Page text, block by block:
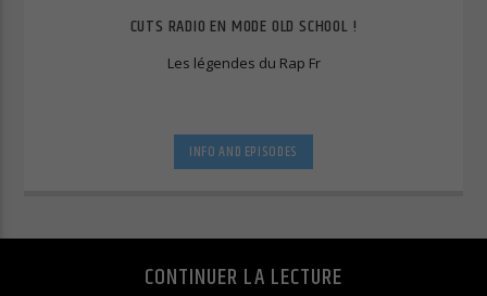
CUTS RADIO EN MODE OLD SCHOOL !
Les légendes du Rap Fr
INFO AND EPISODES
CONTINUER LA LECTURE
Essentiels (1)
nécessaires au bon fonctionnement du site Web.